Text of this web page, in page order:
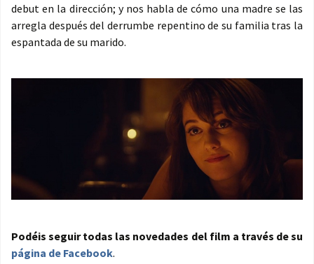
debut en la dirección; y nos habla de cómo una madre se las
arregla después del derrumbe repentino de su familia tras la
espantada de su marido.
Podéis seguir todas las novedades del film a través de su
página de Facebook.